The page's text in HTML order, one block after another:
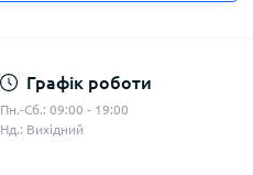
Графік роботи
Пн.-Сб.: 09:00 - 19:00
Нд.: Вихідний